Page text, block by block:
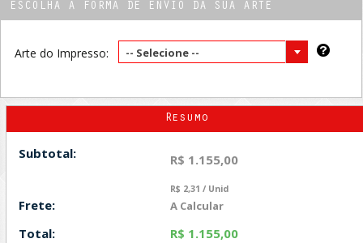
ESCOLHA A FORMA DE ENVIO DA SUA ARTE
Arte do Impresso: -- Selecione --
Resumo
Subtotal: R$ 1.155,00
R$ 2,31 / Unid
Frete: A Calcular
Total: R$ 1.155,00